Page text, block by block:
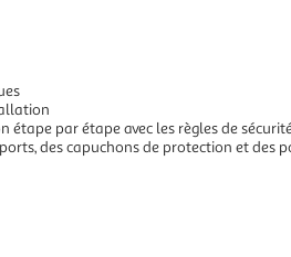
étape par étape avec les règles de
des capuchons de protection et des